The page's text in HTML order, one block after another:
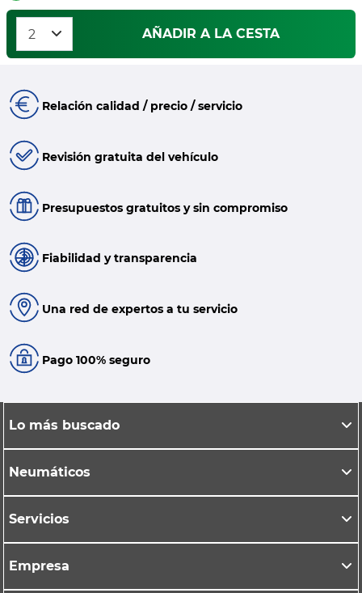
AÑADIR A LA CESTA
Relación calidad / precio / servicio
Revisión gratuita del vehículo
Presupuestos gratuitos y sin compromiso
Fiabilidad y transparencia
Una red de expertos a tu servicio
Pago 100% seguro
Lo más buscado
Neumáticos
Servicios
Empresa